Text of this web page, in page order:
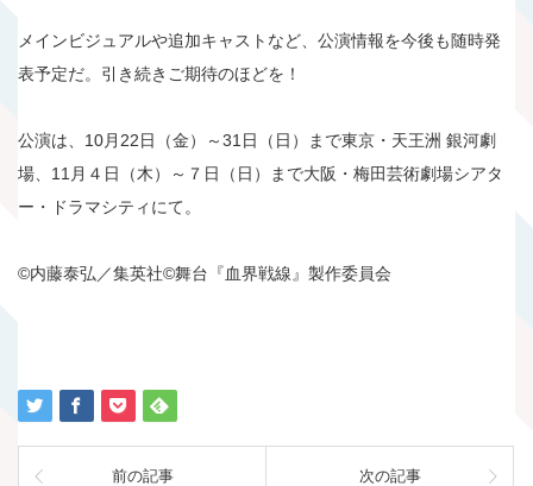
メインビジュアルや追加キャストなど、公演情報を今後も随時発
表予定だ。引き続きご期待のほどを！
公演は、10月22日（金）～31日（日）まで東京・天王洲 銀河劇
場、11月４日（木）～７日（日）まで大阪・梅田芸術劇場シアタ
ー・ドラマシティにて。
©内藤泰弘／集英社©舞台『血界戦線』製作委員会
前の記事 次の記事